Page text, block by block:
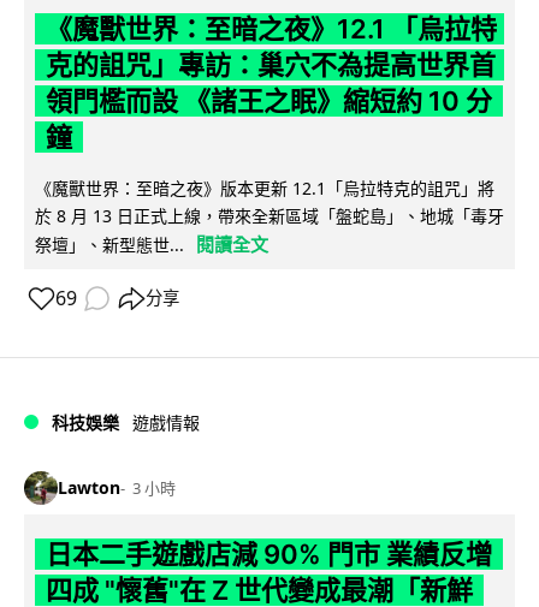
《魔獸世界：至暗之夜》12.1 「烏拉特
克的詛咒」專訪：巢穴不為提高世界首
領門檻而設 《諸王之眠》縮短約 10 分
鐘
《魔獸世界：至暗之夜》版本更新 12.1「烏拉特克的詛咒」將
於 8 月 13 日正式上線，帶來全新區域「盤蛇島」、地城「毒牙
祭壇」、新型態世...
閱讀全文
69 分享
科技娛樂 遊戲情報
Lawton 3 小時
日本二手遊戲店減 90% 門市 業績反增
四成 "懷舊"在 Z 世代變成最潮「新鮮